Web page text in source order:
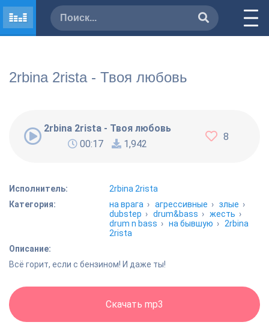
2rbina 2rista - Твоя любовь
2rbina 2rista - Твоя любовь
00:17
1,942
8
Исполнитель:
2rbina 2rista
Категория:
на врага ›агрессивные ›злые ›
dubstep ›drum&bass ›жесть ›
drum n bass ›на бывшую › 2rbina
2rista
Описание:
Всё горит, если с бензином! И даже ты!
Скачать mp3